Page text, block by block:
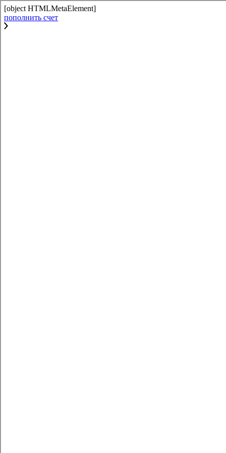
[object HTMLMetaElement]
пополнить счет